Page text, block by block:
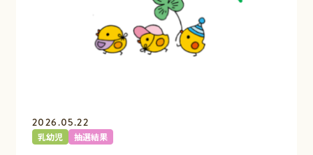
2026.05.22
乳幼児 抽選結果